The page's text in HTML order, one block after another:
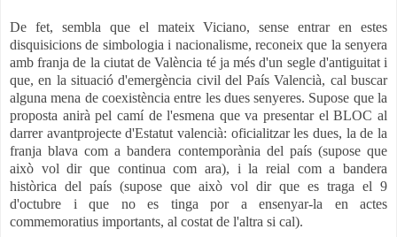
De fet, sembla que el mateix Viciano, sense entrar en estes
disquisicions de simbologia i nacionalisme, reconeix que la senyera
amb franja de la ciutat de València té ja més d'un segle d'antiguitat i
que, en la situació d'emergència civil del País Valencià, cal buscar
alguna mena de coexistència entre les dues senyeres. Supose que la
proposta anirà pel camí de l'esmena que va presentar el BLOC al
darrer avantprojecte d'Estatut valencià: oficialitzar les dues, la de la
franja blava com a bandera contemporània del país (supose que
això vol dir que continua com ara), i la reial com a bandera
històrica del país (supose que això vol dir que es traga el 9
d'octubre i que no es tinga por a ensenyar-la en actes
commemoratius importants, al costat de l'altra si cal).